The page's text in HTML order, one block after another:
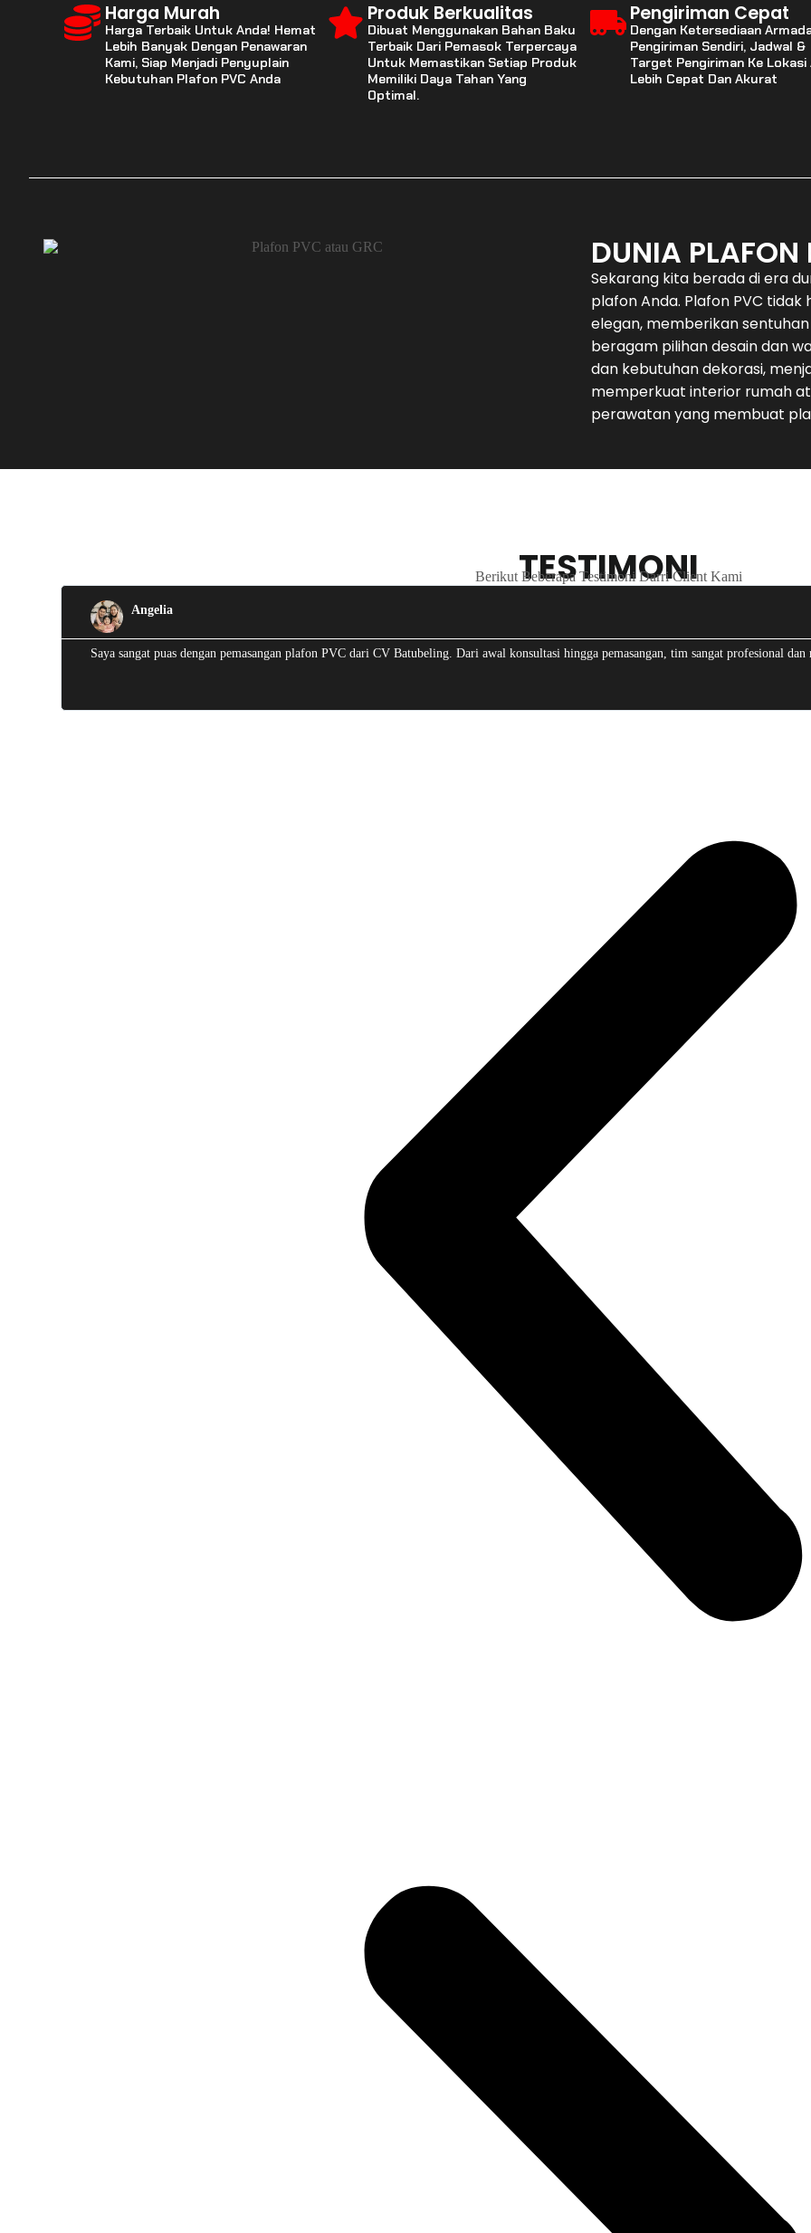
Harga Murah
Harga Terbaik Untuk Anda! Hemat
Lebih Banyak Dengan Penawaran
Kami, Siap Menjadi Penyuplain
Kebutuhan Plafon PVC Anda
Produk Berkualitas
Dibuat Menggunakan Bahan Baku
Terbaik Dari Pemasok Terpercaya
Untuk Memastikan Setiap Produk
Memiliki Daya Tahan Yang
Optimal.
Pengiriman Cepat
Dengan Ketersediaan
Pengiriman Sendiri, Jadwal &
Target Pengiriman Ke Lokasi
Lebih Cepat Dan Akurat
DUNIA PLAFON
Sekarang kita berada di era
plafon Anda. Plafon PVC
elegan, memberikan
beragam pilihan desain dan
dan kebutuhan dekorasi,
memperkuat interior rumah
perawatan yang membuat
TESTIMONI
Berikut Beberapa Testimoni Darri Client Kami
Angelia
Saya sangat puas dengan pemasangan plafon PVC dari CV Batubeling. Dari awal konsultasi hingga pemasangan, tim sangat profesional